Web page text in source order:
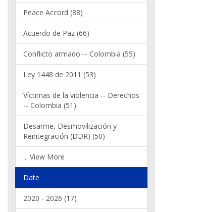
Peace Accord (88)
Acuerdo de Paz (66)
Conflicto armado -- Colombia (55)
Ley 1448 de 2011 (53)
Víctimas de la violencia -- Derechos
-- Colombia (51)
Desarme, Desmovilización y
Reintegración (DDR) (50)
... View More
Date
2020 - 2026 (17)